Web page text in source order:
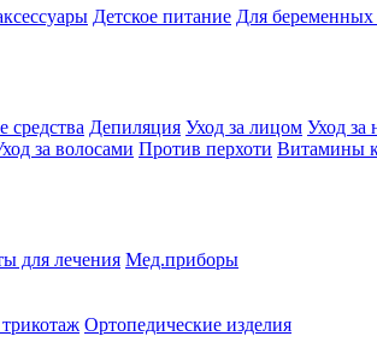
Детское питание Для
средства Депиляция Уход за лицом Уход за
за волосами Против перхоти Витамины
для лечения Мед.приборы
Ортопедические изделия